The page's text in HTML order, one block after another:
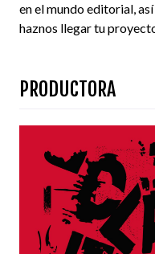
en el mundo editorial,
haznos llegar tu
PRODUCTORA